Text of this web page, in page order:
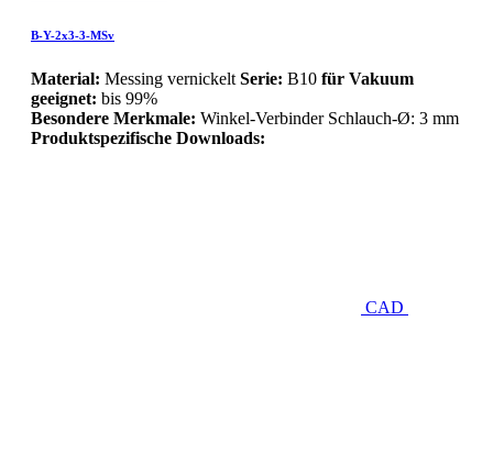
B-Y-2x3-3-MSv
Material: Messing vernickelt Serie: B10 für Vakuum
geeignet: bis 99%
Besondere Merkmale: Winkel-Verbinder Schlauch-Ø: 3 mm
Produktspezifische Downloads:
CAD